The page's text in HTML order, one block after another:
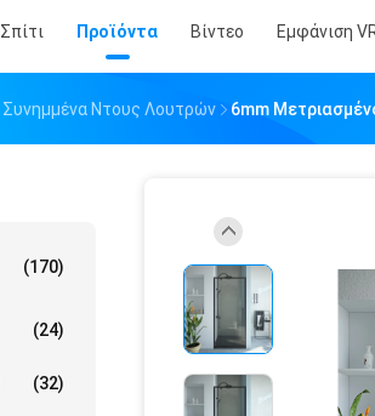
Σπίτι Προϊόντα Βίντεο Εμφάνιση
Συνημμένα Ντους Λουτρών 6mm
(170)
(24)
(32)